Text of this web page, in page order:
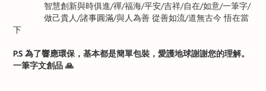
智慧創新與時俱進/禪/福海/平安/吉祥/自在/如意/一筆字/
做己貴人/諸事圓滿/與人為善 從善如流/道無古今 悟在當
下
P.S 為了響應環保，基本都是簡單包裝，愛護地球謝謝您的理解。
一筆字文創品 🙏